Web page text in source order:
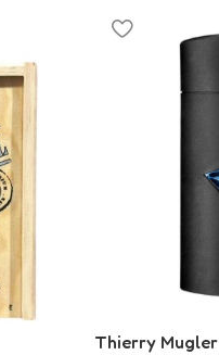
Thierry